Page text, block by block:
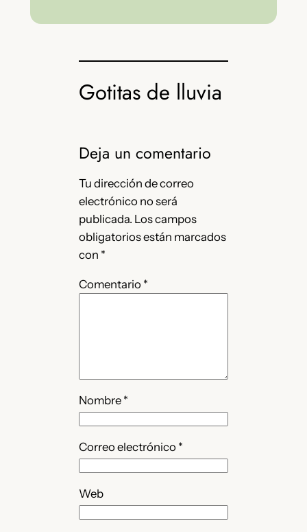
Gotitas de lluvia
Deja un comentario
Tu dirección de correo
electrónico no será
publicada. Los campos
obligatorios están marcados
con *
Comentario *
Nombre *
Correo electrónico *
Web